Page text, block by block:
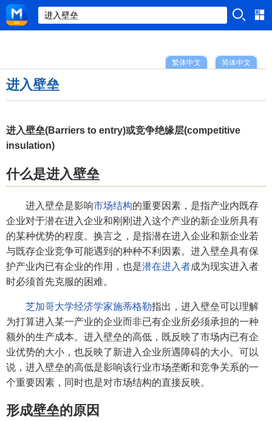
简体中文
繁体中文
进入壁垒
进入壁垒(Barriers to entry)或竞争绝缘层(competitive
insulation)
什么是进入壁垒
进入壁垒是影响市场结构的重要因素，是指产业内既存
企业对于潜在进入企业和刚刚进入这个产业的新企业所具有
的某种优势的程度。换言之，是指潜在进入企业和新企业若
与既存企业竞争可能遇到的种种不利因素。进入壁垒具有保
护产业内已有企业的作用，也是潜在进入者成为现实进入者
时必须首先克服的困难。
芝加哥大学经济学家施蒂格勒指出，进入壁垒可以理解
为打算进入某一产业的企业而非已有企业所必须承担的一种
额外的生产成本。进入壁垒的高低，既反映了市场内已有企
业优势的大小，也反映了新进入企业所遇障碍的大小。可以
说，进入壁垒的高低是影响该行业市场垄断和竞争关系的一
个重要因素，同时也是对市场结构的直接反映。
形成壁垒的原因